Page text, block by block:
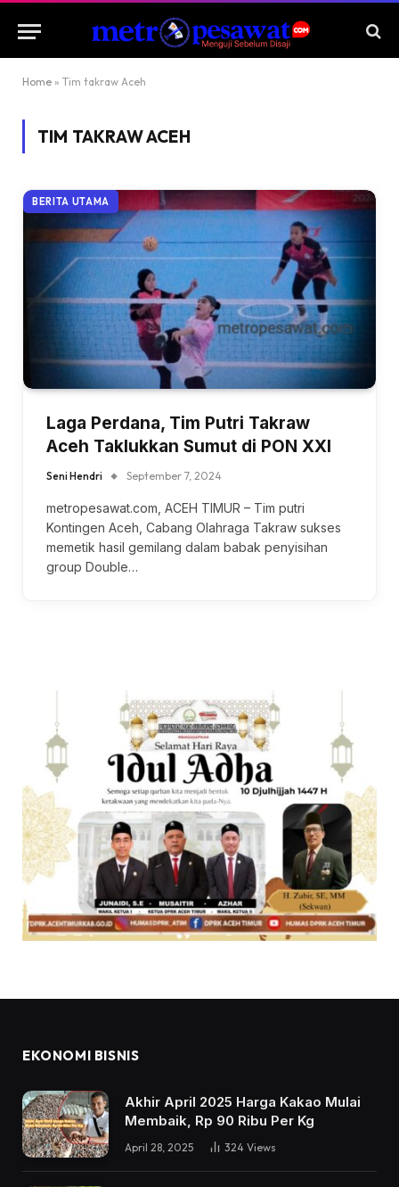
Home » Tim takraw Aceh
TIM TAKRAW ACEH
BERITA UTAMA
Laga Perdana, Tim Putri Takraw
Aceh Taklukkan Sumut di PON XXI
Seni Hendri September 7, 2024
metropesawat.com, ACEH TIMUR – Tim putri
Kontingen Aceh, Cabang Olahraga Takraw sukses
memetik hasil gemilang dalam babak penyisihan
group Double…
EKONOMI BISNIS
Akhir April 2025 Harga Kakao Mulai
Membaik, Rp 90 Ribu Per Kg
April 28, 2025 324 Views